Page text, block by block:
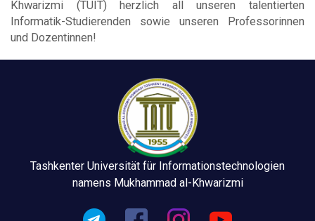
Khwarizmi (TUIT) herzlich all unseren talentierten
Informatik-Studierenden sowie unseren Professorinnen
und Dozentinnen!
Tashkenter Universität für Informationstechnologien
namens Mukhammad al-Khwarizmi